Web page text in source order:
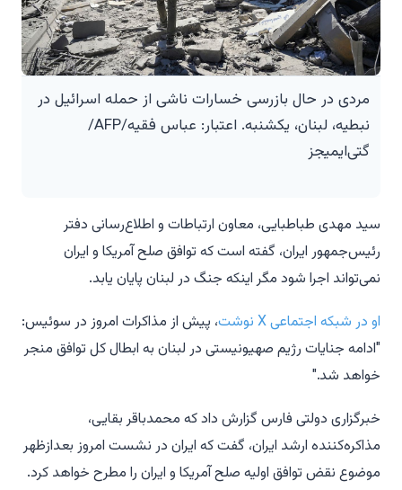
مردی در حال بازرسی خسارات ناشی از حمله اسرائیل در
نبطیه، لبنان، یکشنبه. اعتبار: عباس فقیه/AFP/
گتی‌ایمیجز
سید مهدی طباطبایی، معاون ارتباطات و اطلاع‌رسانی دفتر
رئیس‌جمهور ایران، گفته است که توافق صلح آمریکا و ایران
نمی‌تواند اجرا شود مگر اینکه جنگ در لبنان پایان یابد.
او در شبکه اجتماعی X نوشت
، پیش از مذاکرات امروز در سوئیس:
"ادامه جنایات رژیم صهیونیستی در لبنان به ابطال کل توافق منجر
خواهد شد."
خبرگزاری دولتی فارس گزارش داد که محمدباقر بقایی،
مذاکره‌کننده ارشد ایران، گفت که ایران در نشست امروز بعدازظهر
موضوع نقض توافق اولیه صلح آمریکا و ایران را مطرح خواهد کرد.